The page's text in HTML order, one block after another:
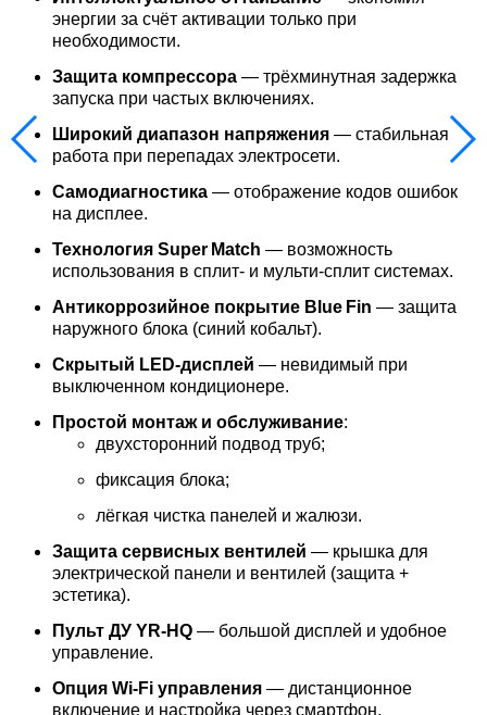
энергии за счёт активации только при
необходимости.
Защита компрессора — трёхминутная задержка
запуска при частых включениях.
Широкий диапазон напряжения — стабильная
работа при перепадах электросети.
Самодиагностика — отображение кодов ошибок
на дисплее.
Технология Super Match — возможность
использования в сплит‑ и мульти‑сплит системах.
Антикоррозийное покрытие Blue Fin — защита
наружного блока (синий кобальт).
Скрытый LED‑дисплей — невидимый при
выключенном кондиционере.
Простой монтаж и обслуживание:
двухсторонний подвод труб;
фиксация блока;
лёгкая чистка панелей и жалюзи.
Защита сервисных вентилей — крышка для
электрической панели и вентилей (защита +
эстетика).
Пульт ДУ YR‑HQ — большой дисплей и удобное
управление.
Опция Wi‑Fi управления — дистанционное
включение и настройка через смартфон.